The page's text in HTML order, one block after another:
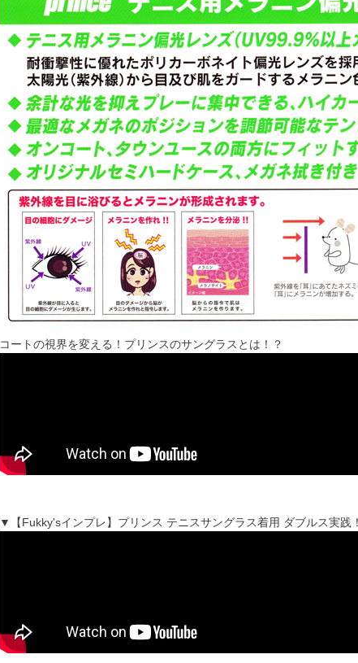
コートの視界を変える！プリンスのサングラスとは！？
▼【Fukky'sインプレ】プリンス テニスサングラス着用 ダブルス実践